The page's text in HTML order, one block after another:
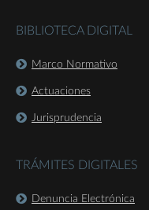
BIBLIOTECA DIGITAL
Marco Normativo
Actuaciones
Jurisprudencia
TRÁMITES DIGITALES
Denuncia Electrónica